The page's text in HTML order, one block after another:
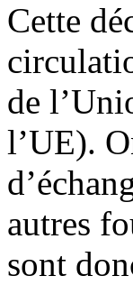
Cette
de
l’UE).
autres
sont